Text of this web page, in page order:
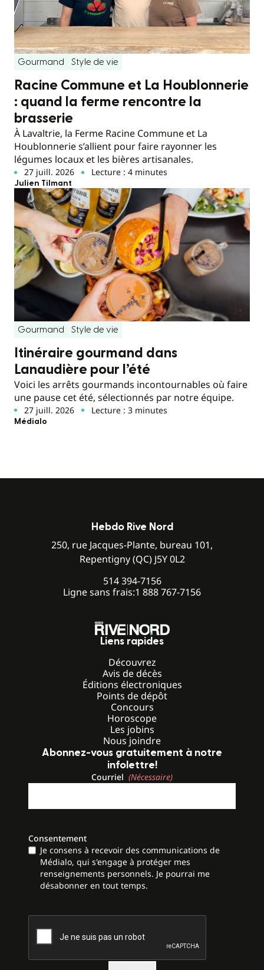
Gourmand Style de vie
Racine Commune et La Houblonnerie
: quand la ferme rencontre la
brasserie
À Lavaltrie, la Ferme Racine Commune et La
Houblonnerie s’allient pour faire rayonner les
légumes locaux et les bières artisanales.
27 juill. 2026 Lecture : 4 minutes
Julien Tilmant
Gourmand Style de vie
Itinéraire gourmand dans
Lanaudière pour l’été
Voici les arrêts gourmands incontournables où faire
une pause cet été, sélectionnés par notre équipe.
27 juill. 2026 Lecture : 3 minutes
Médialo
Hebdo Rive Nord
250, rue Jacques-Plante, bureau 101,
Repentigny (QC) J5Y 0L2
514 394-7156
Ligne sans frais:1 888 767-7156
Liens rapides
Découvrez
Avis de décès
Éditions électroniques
Points de dépôt
Concours
Horoscope
Les jobins
Nous joindre
Abonnez-vous gratuitement à notre
infolettre!
Courriel (Nécessaire)
Consentement
Je consens à recevoir des communications de
Médialo, qui s'engage à protéger mes
renseignements personnels. Je pourrai me
désabonner en tout temps.